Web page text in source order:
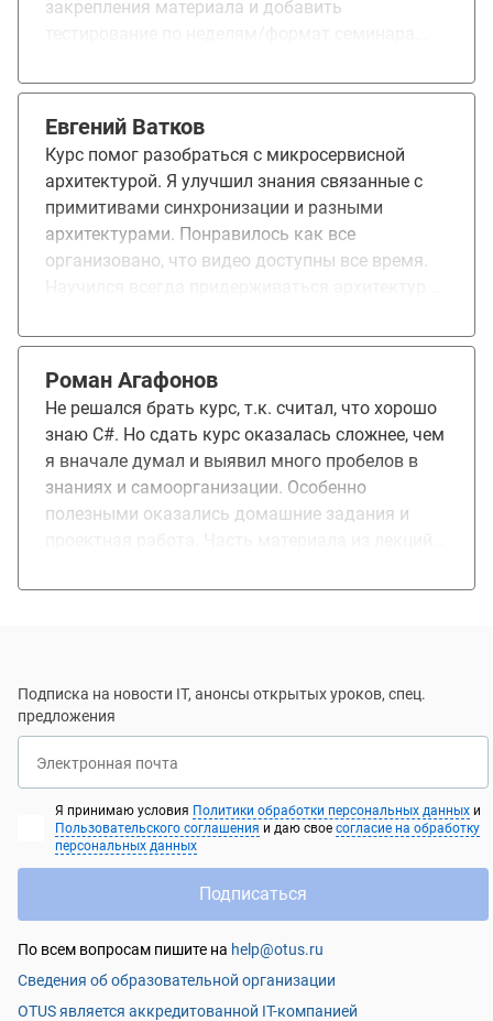
закрепления материала и добавить
это как мне кажется поможет лучшему
усвоению информации. Из того что супер круто
- преподавательский состав. Из того что мега
круто - ментор, я попался Олегу Голенищев.
Очень приятно когда человеку нравится его
дело, реально учит, ищет ошибки, направляет,
доводит тебя до идеала и вкладывается как в
себя. Олег еще раз спасибо за ваш труд!:3
Евгений Ватков
Курс помог разобраться с микросервисной
архитектурой. Я улучшил знания связанные с
примитивами синхронизации и разными
архитектурами. Понравилось как все
организовано, что видео доступны все время.
если мало времени.
Роман Агафонов
Не решался брать курс, т.к. считал, что хорошо
знаю C#. Но сдать курс оказалась сложнее, чем
я вначале думал и выявил много пробелов в
знаниях и самоорганизации. Особенно
полезными оказались домашние задания и
Подписка на новости IT, анонсы открытых уроков, спец.
предложения
Электронная почта
Подписаться
Я принимаю условия Политики обработки персональных данных и
Пользовательского соглашения и даю свое согласие на обработку
персональных данных
По всем вопросам пишите на help@otus.ru
Сведения об образовательной организации
OTUS является аккредитованной IT-компанией